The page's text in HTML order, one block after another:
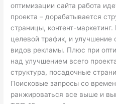
оптимизации сайта работа
проекта – дорабатывается
страницы, контент-маркетинг.
целевой трафик, и улучшение
видов рекламы. Плюс при
над улучшением всего
структура, посадочные
Поисковые запросы со
ранжироваться все выше и